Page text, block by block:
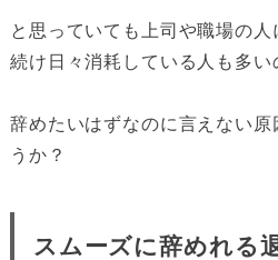
と思っていても上司や職場の
続け日々消耗している人も多い
辞めたいはずなのに言えない原
うか？
スムーズに辞めれる